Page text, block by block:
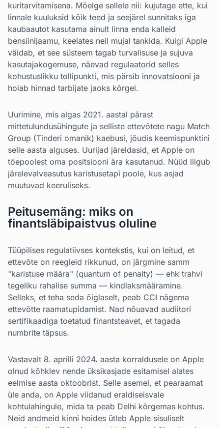
kuritarvitamisena. Mõelge sellele nii: kujutage ette, kui
linnale kuuluksid kõik teed ja seejärel sunnitaks iga
kaubaautot kasutama ainult linna enda kalleid
bensiinijaamu, keelates neil mujal tankida. Kuigi Apple
väidab, et see süsteem tagab turvalisuse ja sujuva
kasutajakogemuse, näevad regulaatorid selles
kohustuslikku tollipunkti, mis pärsib innovatsiooni ja
hoiab hinnad tarbijate jaoks kõrgel.
Uurimine, mis algas 2021. aastal pärast
mittetulundusühingute ja selliste ettevõtete nagu Match
Group (Tinderi omanik) kaebusi, jõudis keemispunktini
selle aasta alguses. Uurijad järeldasid, et Apple on
tõepoolest oma positsiooni ära kasutanud. Nüüd liigub
järelevalveasutus karistusetapi poole, kus asjad
muutuvad keeruliseks.
Peitusemäng: miks on
finantsläbipaistvus oluline
Tüüpilises regulatiivses kontekstis, kui on leitud, et
ettevõte on reegleid rikkunud, on järgmine samm
"karistuse määra" (quantum of penalty) — ehk trahvi
tegeliku rahalise summa — kindlaksmääramine.
Selleks, et teha seda õiglaselt, peab CCI nägema
ettevõtte raamatupidamist. Nad nõuavad audiitori
sertifikaadiga toetatud finantsteavet, et tagada
numbrite täpsus.
Vastavalt 8. aprilli 2024. aasta korraldusele on Apple
olnud kõhklev nende üksikasjade esitamisel alates
eelmise aasta oktoobrist. Selle asemel, et pearaamat
üle anda, on Apple viidanud eraldiseisvale
kohtulahingule, mida ta peab Delhi kõrgemas kohtus.
Neid andmeid kinni hoides ütleb Apple sisuliselt